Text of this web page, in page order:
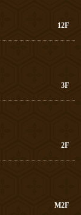
12F
3F
2F
M2F